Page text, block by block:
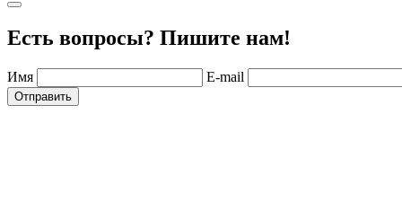
Есть вопросы? Пишите нам!
Имя E-mail